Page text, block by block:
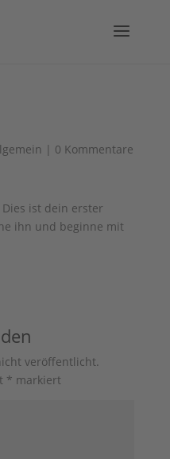
| 0 Kommentare
ist dein erster
ihn und beginne mit
veröffentlicht.
* markiert